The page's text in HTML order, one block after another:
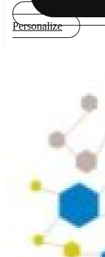
Personalize